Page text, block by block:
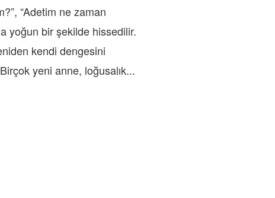
“Adetim ne zaman
yoğun bir şekilde hissedilir.
kendi dengesini
yeni anne, loğusalık...